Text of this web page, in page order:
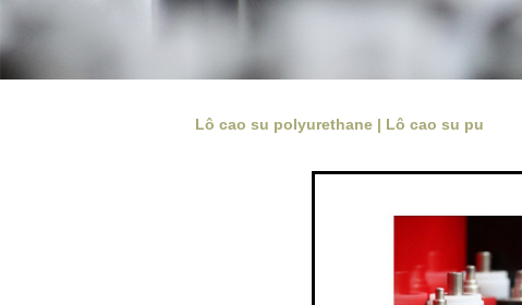
Lô cao su polyurethane | Lô cao su pu